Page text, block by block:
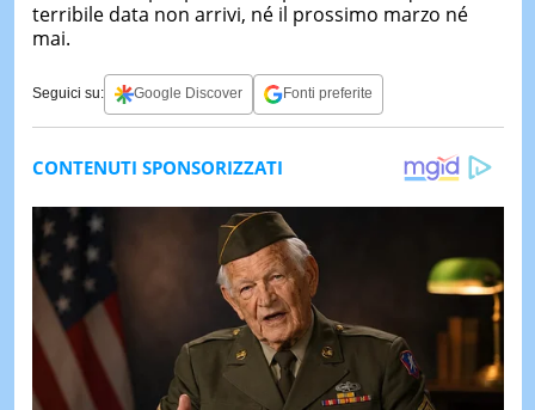
terribile data non arrivi, né il prossimo marzo né
mai.
Seguici su: Google Discover Fonti preferite